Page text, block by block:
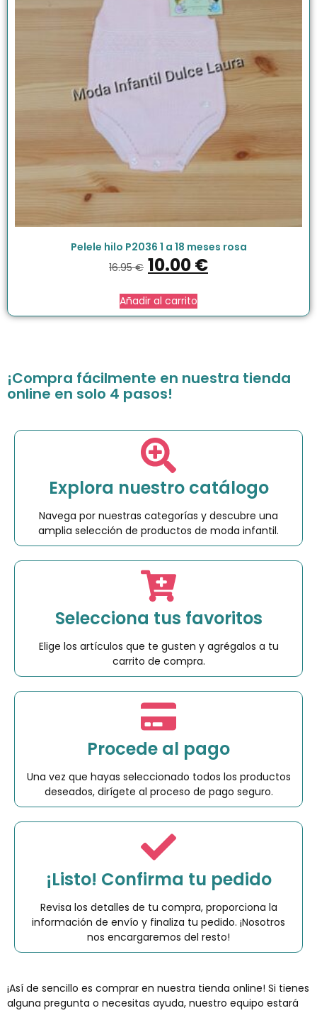
Pelele hilo P2036 1 a 18 meses rosa
16.95€ 10.00€
Añadir al carrito
¡Compra fácilmente en nuestra tienda
online en solo 4 pasos!
Explora nuestro catálogo
Navega por nuestras categorías y descubre una
amplia selección de productos de moda infantil.
Selecciona tus favoritos
Elige los artículos que te gusten y agrégalos a tu
carrito de compra.
Procede al pago
Una vez que hayas seleccionado todos los productos
deseados, dirígete al proceso de pago seguro.
¡Listo! Confirma tu pedido
Revisa los detalles de tu compra, proporciona la
información de envío y finaliza tu pedido. ¡Nosotros
nos encargaremos del resto!
¡Así de sencillo es comprar en nuestra tienda online! Si tienes
alguna pregunta o necesitas ayuda, nuestro equipo estará